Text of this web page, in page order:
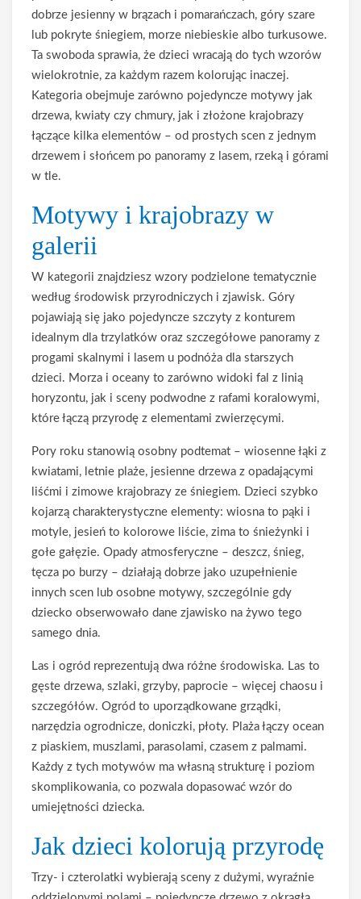
dobrze jesienny w brązach i pomarańczach, góry szare
lub pokryte śniegiem, morze niebieskie albo turkusowe.
Ta swoboda sprawia, że dzieci wracają do tych wzorów
wielokrotnie, za każdym razem kolorując inaczej.
Kategoria obejmuje zarówno pojedyncze motywy jak
drzewa, kwiaty czy chmury, jak i złożone krajobrazy
łączące kilka elementów – od prostych scen z jednym
drzewem i słońcem po panoramy z lasem, rzeką i górami
w tle.
Motywy i krajobrazy w
galerii
W kategorii znajdziesz wzory podzielone tematycznie
według środowisk przyrodniczych i zjawisk. Góry
pojawiają się jako pojedyncze szczyty z konturem
idealnym dla trzylatków oraz szczegółowe panoramy z
progami skalnymi i lasem u podnóża dla starszych
dzieci. Morza i oceany to zarówno widoki fal z linią
horyzontu, jak i sceny podwodne z rafami koralowymi,
które łączą przyrodę z elementami zwierzęcymi.
Pory roku stanowią osobny podtemat – wiosenne łąki z
kwiatami, letnie plaże, jesienne drzewa z opadającymi
liśćmi i zimowe krajobrazy ze śniegiem. Dzieci szybko
kojarzą charakterystyczne elementy: wiosna to pąki i
motyle, jesień to kolorowe liście, zima to śnieżynki i
gołe gałęzie. Opady atmosferyczne – deszcz, śnieg,
tęcza po burzy – działają dobrze jako uzupełnienie
innych scen lub osobne motywy, szczególnie gdy
dziecko obserwowało dane zjawisko na żywo tego
samego dnia.
Las i ogród reprezentują dwa różne środowiska. Las to
gęste drzewa, szlaki, grzyby, paprocie – więcej chaosu i
szczegółów. Ogród to uporządkowane grządki,
narzędzia ogrodnicze, doniczki, płoty. Plaża łączy ocean
z piaskiem, muszlami, parasolami, czasem z palmami.
Każdy z tych motywów ma własną strukturę i poziom
skomplikowania, co pozwala dopasować wzór do
umiejętności dziecka.
Jak dzieci kolorują przyrodę
Trzy- i czterolatki wybierają sceny z dużymi, wyraźnie